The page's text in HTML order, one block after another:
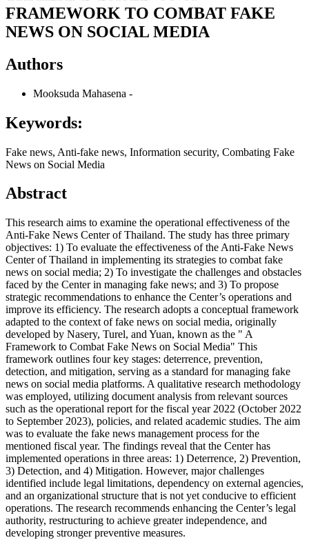
FRAMEWORK TO COMBAT FAKE
NEWS ON SOCIAL MEDIA
Authors
Mooksuda Mahasena -
Keywords:
Fake news, Anti-fake news, Information security, Combating Fake
News on Social Media
Abstract
This research aims to examine the operational effectiveness of the
Anti-Fake News Center of Thailand. The study has three primary
objectives: 1) To evaluate the effectiveness of the Anti-Fake News
Center of Thailand in implementing its strategies to combat fake
news on social media; 2) To investigate the challenges and obstacles
faced by the Center in managing fake news; and 3) To propose
strategic recommendations to enhance the Center’s operations and
improve its efficiency. The research adopts a conceptual framework
adapted to the context of fake news on social media, originally
developed by Nasery, Turel, and Yuan, known as the " A
Framework to Combat Fake News on Social Media" This
framework outlines four key stages: deterrence, prevention,
detection, and mitigation, serving as a standard for managing fake
news on social media platforms. A qualitative research methodology
was employed, utilizing document analysis from relevant sources
such as the operational report for the fiscal year 2022 (October 2022
to September 2023), policies, and related academic studies. The aim
was to evaluate the fake news management process for the
mentioned fiscal year. The findings reveal that the Center has
implemented operations in three areas: 1) Deterrence, 2) Prevention,
3) Detection, and 4) Mitigation. However, major challenges
identified include legal limitations, dependency on external agencies,
and an organizational structure that is not yet conducive to efficient
operations. The research recommends enhancing the Center’s legal
authority, restructuring to achieve greater independence, and
developing stronger preventive measures.